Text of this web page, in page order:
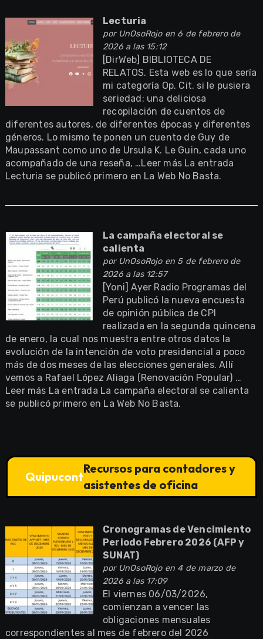
Lecturia
por UnOsoRojoen 6 de febrero de
2026 a las 15:12
[DirWeb] BIBLIOTECA DE
RELATOS. Esta web es lo que sería
mi categoría Op. Cit. si le pusiera
seriedad: una deliciosa
recopilación de cuentos de
diferentes autores, de diferentes épocas y diferentes
géneros. Lo mismo te ponen un cuento de Guy de
Maupassant como uno de Ursula K. Le Guin, cada uno
acompañado de una reseña, …Leer más La entrada
Lecturia se publicó primero en La Web No Basta.
La campaña electoral se
calienta
por UnOsoRojoen 5 de febrero de
2026 a las 12:57
[Yoni] Ayer Radio Programas del
Perú publicó la nueva encuesta
de opinión pública de CPI
realizada en la segunda quincena
de enero, la cual nos muestra entre otros datos la
evolución de la intención de voto presidencial a poco
más de dos meses de las elecciones generales. Allí
vemos a Rafael López Aliaga (Renovación Popular) …
Leer más La entrada La campaña electoral se calienta
se publicó primero en La Web No Basta.
Quipucont
Recursos para contadores y
asistentes de oficina
Cronogramas de Vencimiento
Periodo Febrero 2026 (AFP y
SUNAT)
por UnOsoRojoen 4 de marzo de
2026 a las 17:09
El viernes 06/03/2026,
comienzan a vencer las
obligaciones mensuales
correspondientes al mes de febrero del 2026